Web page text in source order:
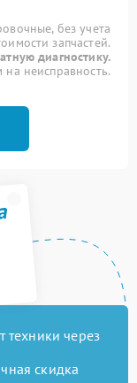
без учета
запчастей.
диагностику.
неисправность.
через
скидка